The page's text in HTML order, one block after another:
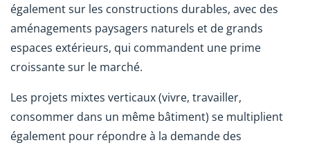
également sur les constructions durables, avec des
aménagements paysagers naturels et de grands
espaces extérieurs, qui commandent une prime
croissante sur le marché.
Les projets mixtes verticaux (vivre, travailler,
consommer dans un même bâtiment) se multiplient
également pour répondre à la demande des